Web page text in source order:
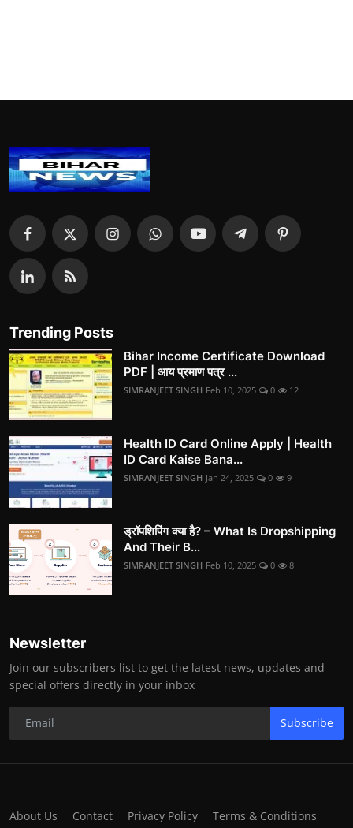
Trending Posts
Bihar Income Certificate Download
PDF | आय प्रमाण पत्र ...
SIMRANJEET SINGH Feb 10, 2025 0 12
Health ID Card Online Apply | Health
ID Card Kaise Bana...
SIMRANJEET SINGH Jan 24, 2025 0 9
ड्रॉपशिपिंग क्या है? – What Is Dropshipping
And Their B...
SIMRANJEET SINGH Feb 10, 2025 0 8
Newsletter
Join our subscribers list to get the latest news, updates and
special offers directly in your inbox
Subscribe
About Us Contact Privacy Policy Terms & Conditions